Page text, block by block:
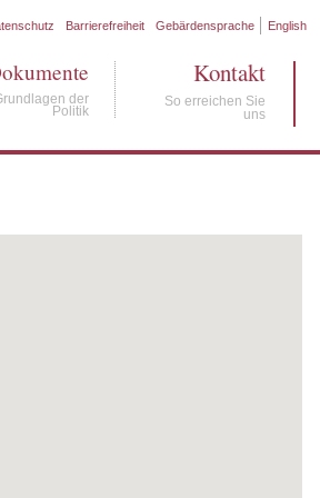
English
Barrierefreiheit Gebärdensprache
der
Politik
Kontakt
So erreichen Sie
uns